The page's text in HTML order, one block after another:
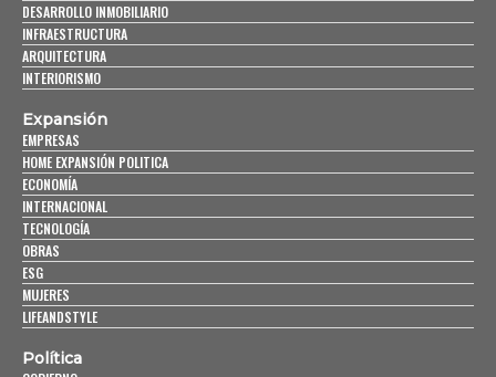
DESARROLLO INMOBILIARIO
INFRAESTRUCTURA
ARQUITECTURA
INTERIORISMO
Expansión
EMPRESAS
HOME EXPANSIÓN POLITICA
ECONOMÍA
INTERNACIONAL
TECNOLOGÍA
OBRAS
ESG
MUJERES
LIFEANDSTYLE
Política